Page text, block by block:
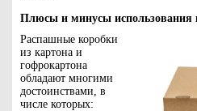
Плюсы и минусы использования
Распашные коробки
из картона и
гофрокартона
обладают многими
достоинствами, в
числе которых: